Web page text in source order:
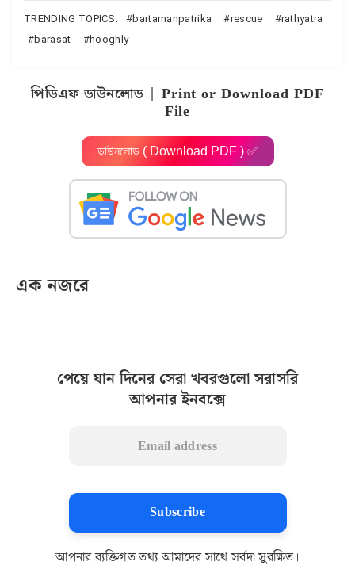
TRENDING TOPICS: bartamanpatrika rescue
rathyatra
barasat
hooghly
পিডিএফ ডাউনলোড | Print or Download PDF
File
ডাউনলোড ( Download PDF ) ✅
এক নজরে
পেয়ে যান দিনের সেরা খবরগুলো সরাসরি
আপনার ইনবক্সে
Subscribe
আপনার ব্যক্তিগত তথ্য আমাদের সাথে সর্বদা সুরক্ষিত।